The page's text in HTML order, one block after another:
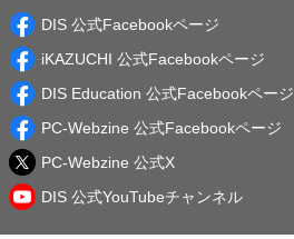
DIS 公式Facebookページ
iKAZUCHI 公式Facebookページ
DIS Education 公式Facebookページ
PC-Webzine 公式Facebookページ
PC-Webzine 公式X
DIS 公式YouTubeチャンネル